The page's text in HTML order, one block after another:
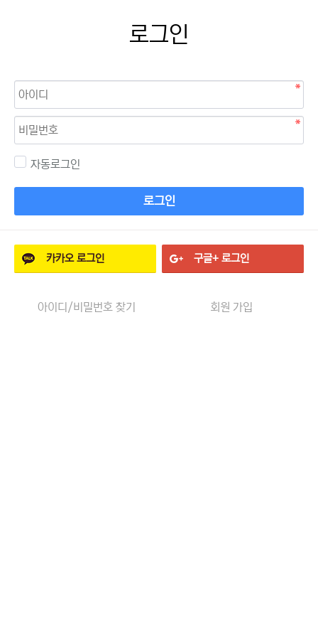
로그인
자동로그인
로그인
카카오로그인 구글+ 로그인
아이디/비밀번호 찾기 회원 가입